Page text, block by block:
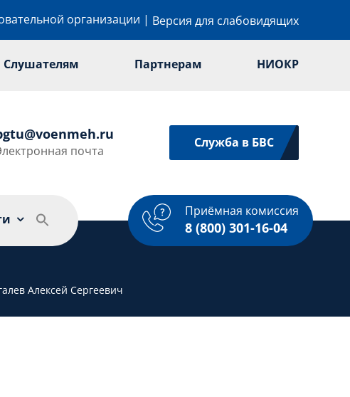
организации | Версия для слабовидящих
Слушателям Партнерам НИОКР
почта
Служба в БВС
Приёмная комиссия
8 (800) 301-16-04
Молодежная политика Спорт Услуги
Алексей Сергеевич